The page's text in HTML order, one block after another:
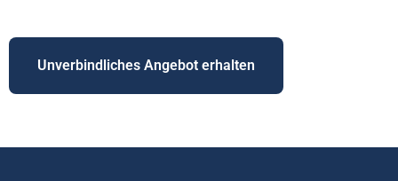
Unverbindliches Angebot erhalten